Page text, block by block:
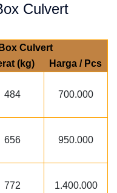
Culvert
Culvert
(kg)
Harga / Pcs
484 700.000
656 950.000
772 1.400.000